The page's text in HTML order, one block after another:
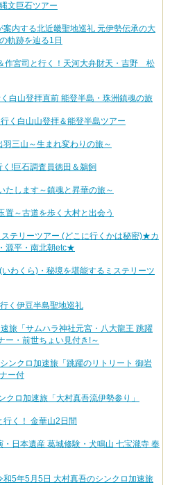
文巨石ツアー
内する北近畿聖地巡礼 元伊勢伝承の大
軌跡を辿る1日
宮司と行く！天河大弁財天・吉野 松
白山登拝直前 能登半島・珠洲鎮魂の旅
く白山山登拝＆能登半島ツアー
三山～生まれ変わりの旅～
!巨石調査員徳田＆鵜飼
します～鎮魂と昇華の旅～
置～古道を歩く大村と出会う
テリーツアー (どこに行くかは秘密)★カ
源平・南北朝etc★
わくら)・秘境を堪能するミステリーツ
く伊豆半島聖地巡礼
旅「サムハラ神社元宮・八大龍王 跳躍
ー・前世ちょい見付き!～
ンクロ加速旅「跳躍のリトリート 御岩
ー付
ロ加速旅「大村真吾流伊勢参り」
く！ 金華山2日間
日本遺産 葛城修験・犬鳴山 七宝瀧寺 奉
5年5月5日 大村真吾のシンクロ加速旅